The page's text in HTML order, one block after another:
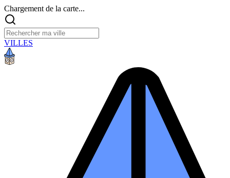
Chargement de la carte...
VILLES